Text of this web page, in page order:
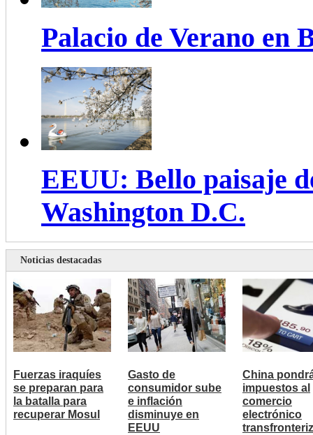
Palacio de Verano en
EEUU: Bello paisaje
Washington D.C.
Noticias destacadas
Fuerzas iraquíes
se preparan para
la batalla para
recuperar Mosul
Gasto de
consumidor sube
e inflación
disminuye en
EEUU
China
impuestos al
comercio
electrónico